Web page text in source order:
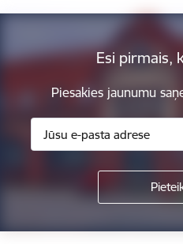
Esi pirmais,
Piesakies jaunumu